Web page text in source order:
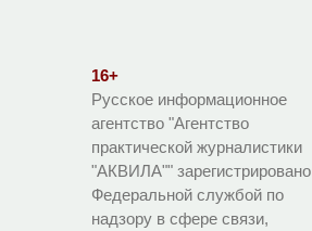
16+
Русское информационное
агентство "Агентство
практической журналистики
"АКВИЛА"" зарегистрировано
Федеральной службой по
надзору в сфере связи,